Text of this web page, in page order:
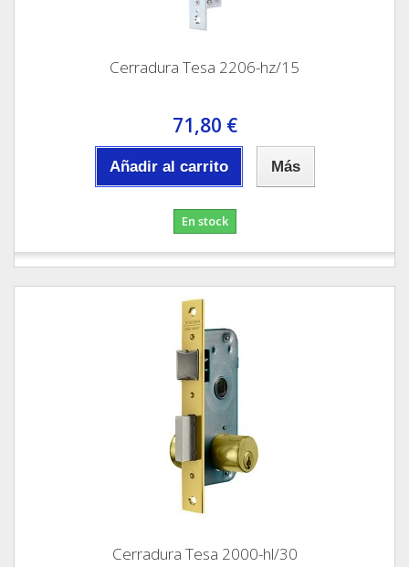
Cerradura Tesa 2206-hz/15
71,80 €
Añadir al carrito Más
En stock
Cerradura Tesa 2000-hl/30